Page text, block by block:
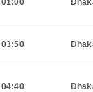
01:00
03:50
04:40